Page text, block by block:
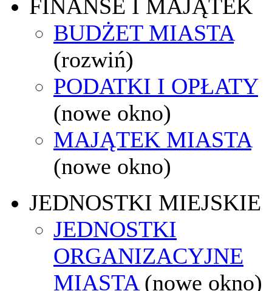
FINANSE I MAJĄTEK
BUDŻET MIASTA
(rozwiń)
PODATKI I OPŁATY
(nowe okno)
MAJĄTEK MIASTA
(nowe okno)
JEDNOSTKI MIEJSKIE
JEDNOSTKI
ORGANIZACYJNE
MIASTA (nowe okno)